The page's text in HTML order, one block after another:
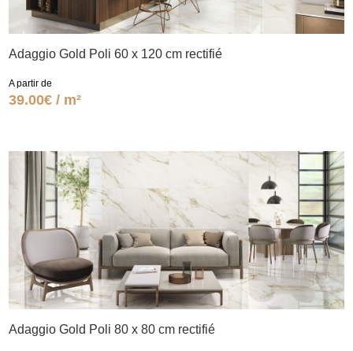
Adaggio Gold Poli 60 x 120 cm rectifié
A partir de
39.00€ / m²
Adaggio Gold Poli 80 x 80 cm rectifié